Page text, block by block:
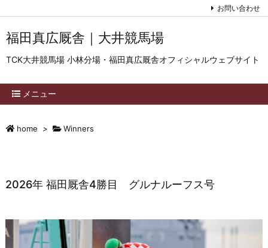
福田真広厩舎｜大井競馬場
TCK大井競馬場 小林分場・福田真広厩舎オフィシャルウェブサイト
メニュー
お問い合わせ
home > Winners
2026年 福田厩舎4勝目 グルナルーフス号